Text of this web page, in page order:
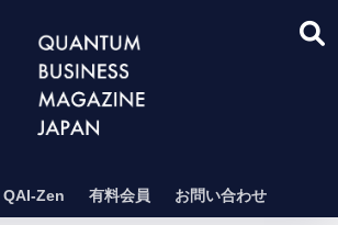
QAI-Zen 有料会員 お問い合わせ